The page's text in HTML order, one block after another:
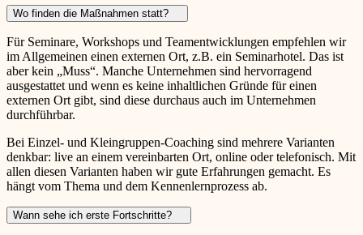
Wo finden die Maßnahmen statt?
Für Seminare, Workshops und Teamentwicklungen empfehlen wir
im Allgemeinen einen externen Ort, z.B. ein Seminarhotel. Das ist
aber kein „Muss“. Manche Unternehmen sind hervorragend
ausgestattet und wenn es keine inhaltlichen Gründe für einen
externen Ort gibt, sind diese durchaus auch im Unternehmen
durchführbar.
Bei Einzel- und Kleingruppen-Coaching sind mehrere Varianten
denkbar: live an einem vereinbarten Ort, online oder telefonisch. Mit
allen diesen Varianten haben wir gute Erfahrungen gemacht. Es
hängt vom Thema und dem Kennenlernprozess ab.
Wann sehe ich erste Fortschritte?